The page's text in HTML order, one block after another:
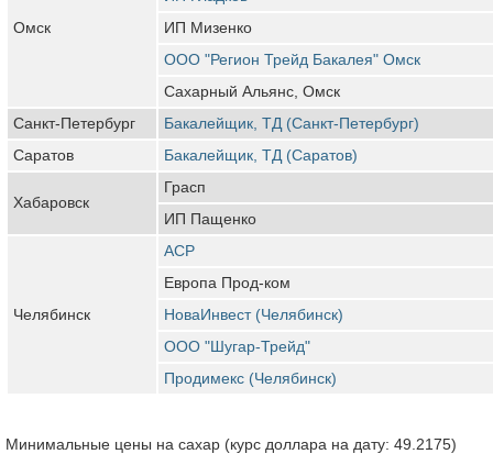
Омск
ИП Мизенко
ООО "Регион Трейд Бакалея" Омск
Сахарный Альянс, Омск
Санкт-Петербург
Бакалейщик, ТД (Санкт-Петербург)
Саратов
Бакалейщик, ТД (Саратов)
Хабаровск
Грасп
ИП Пащенко
Челябинск
АСР
Европа Прод-ком
НоваИнвест (Челябинск)
ООО "Шугар-Трейд"
Продимекс (Челябинск)
Минимальные цены на сахар (курс доллара на дату: 49.2175)